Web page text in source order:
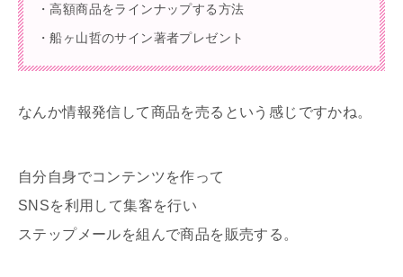
・高額商品をラインナップする方法
・船ヶ山哲のサイン著者プレゼント
なんか情報発信して商品を売るという感じですかね。
自分自身でコンテンツを作って
SNSを利用して集客を行い
ステップメールを組んで商品を販売する。